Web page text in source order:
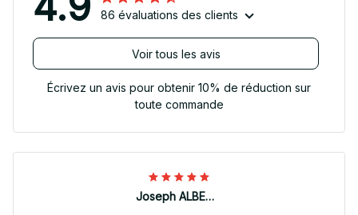
86 évaluations des clients
Voir tous les avis
Écrivez un avis pour obtenir 10% de réduction sur
toute commande
Joseph ALBERTINI